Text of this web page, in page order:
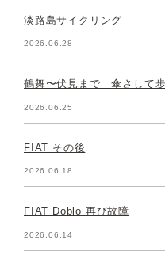
淡路島サイクリング
2026.06.28
鶴舞〜伏見まで 傘さして歩
2026.06.25
FIAT その後
2026.06.18
FIAT Doblo 再び故障
2026.06.14